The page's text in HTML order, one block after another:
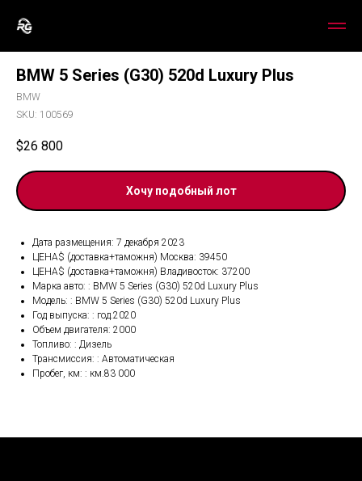
BMW 5 Series (G30) 520d Luxury Plus
BMW
SKU: 100569
$26 800
Хочу подобный лот
Дата размещения: 7 декабря 2023
ЦЕНА$ (доставка+таможня) Москва: 39450
ЦЕНА$ (доставка+таможня) Владивосток: 37200
Марка авто: : BMW 5 Series (G30) 520d Luxury Plus
Модель: : BMW 5 Series (G30) 520d Luxury Plus
Год выпуска: : год.2020
Объем двигателя: 2000
Топливо: : Дизель
Трансмиссия: : Автоматическая
Пробег, км: : км.83 000